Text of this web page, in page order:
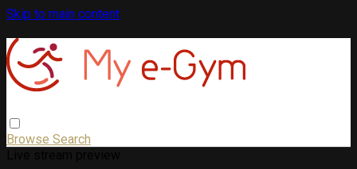
Skip to main content
Browse Search